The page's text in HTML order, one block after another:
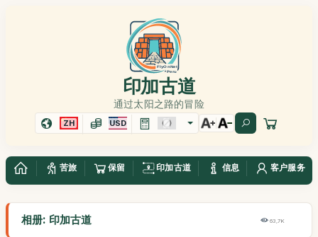
印加古道
通过太阳之路的冒险
ZH USD
苦旅 保留 印加古道 信息 客户服务
相册: 印加古道 63,7K